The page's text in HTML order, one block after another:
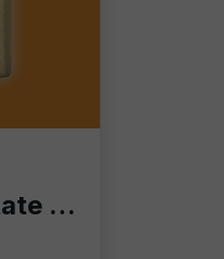
Arachidi Tostate 1000 gr